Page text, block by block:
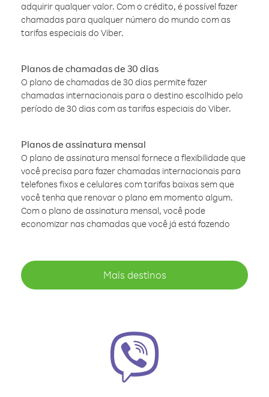
adquirir qualquer valor. Com o crédito, é possível fazer
chamadas para qualquer número do mundo com as
tarifas especiais do Viber.
Planos de chamadas de 30 dias
O plano de chamadas de 30 dias permite fazer
chamadas internacionais para o destino escolhido pelo
período de 30 dias com as tarifas especiais do Viber.
Planos de assinatura mensal
O plano de assinatura mensal fornece a flexibilidade que
você precisa para fazer chamadas internacionais para
telefones fixos e celulares com tarifas baixas sem que
você tenha que renovar o plano em momento algum.
Com o plano de assinatura mensal, você pode
economizar nas chamadas que você já está fazendo
Mais destinos